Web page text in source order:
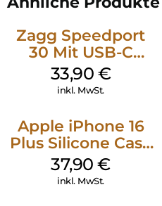
Zagg Speedport
30 Mit USB-C
Kabel Weiß
33,90 €
inkl. MwSt.
Apple iPhone 16
Plus Silicone Case
MagSafe Lake
Green
37,90€
inkl. MwSt.